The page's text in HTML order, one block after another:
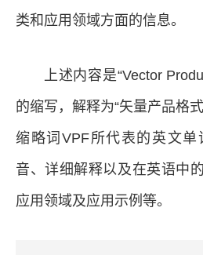
类和应用领域方面的信息。
上述内容是“Vector
的缩写，解释为“矢量产品格
缩略词VPF所代表的英文
音、详细解释以及在英语中
应用领域及应用示例等。